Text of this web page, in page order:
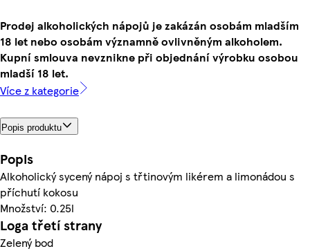
Prodej alkoholických nápojů je zakázán osobám mladším
18 let nebo osobám významně ovlivněným alkoholem.
Kupní smlouva nevznikne při objednání výrobku osobou
mladší 18 let.
Více z kategorie
Popis produktu
Popis
Alkoholický sycený nápoj s třtinovým likérem a limonádou s
příchutí kokosu
Množství: 0.25l
Loga třetí strany
Zelený bod